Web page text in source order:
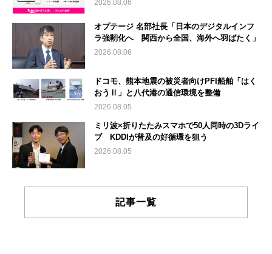
2026.08.06
オプテージ 名部社長「日本のデジタルインフ
ラ強靭化へ 関西から全国、海外へ羽ばたく」
2026.08.06
ドコモ、熊本地震の被災者向けPFI船舶「はく
おうⅡ」と八代港の通信環境を整備
2026.08.05
ミリ波×折りたたみスマホで50人同時の3Dライ
ブ KDDIが普及の好循環を狙う
2026.08.05
記事一覧